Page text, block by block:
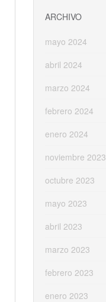
ARCHIVO
mayo 2024
abril 2024
marzo 2024
febrero 2024
enero 2024
noviembre 2023
octubre 2023
mayo 2023
abril 2023
marzo 2023
febrero 2023
enero 2023